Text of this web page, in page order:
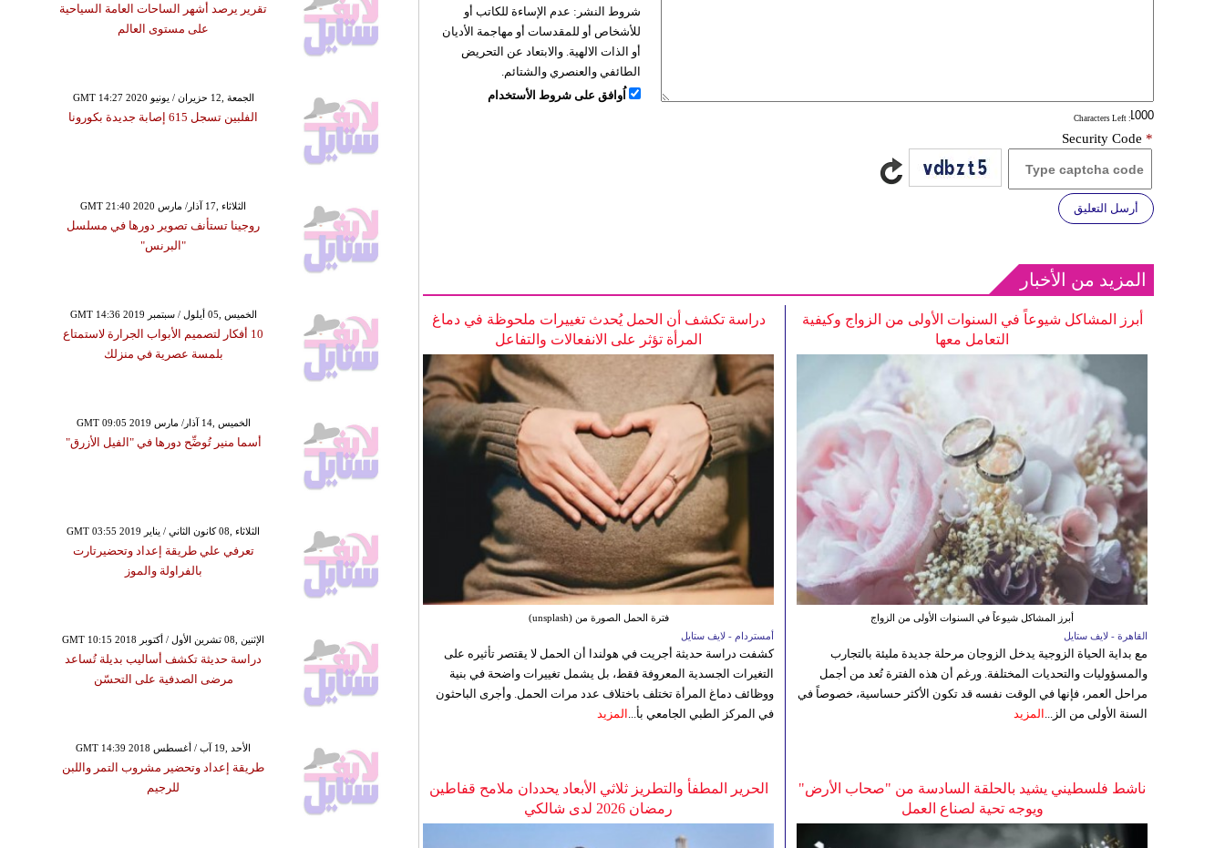
: Characters Left
شروط النشر: عدم الإساءة للكاتب أو
للأشخاص أو للمقدسات أو مهاجمة الأديان
أو الذات الالهية. والابتعاد عن التحريض
الطائفي والعنصري والشتائم.
اُوافق على شروط الأستخدام
Security Code *
أرسل التعليق
المزيد من الأخبار
دراسة تكشف أن الحمل يُحدث تغييرات ملحوظة في دماغ
المرأة تؤثر على الانفعالات والتفاعل
فترة الحمل الصورة من (unsplash)
أمستردام - لايف ستايل
كشفت دراسة حديثة أجريت في هولندا أن الحمل لا يقتصر تأثيره على
التغيرات الجسدية المعروفة فقط، بل يشمل تغييرات واضحة في بنية
ووظائف دماغ المرأة تختلف باختلاف عدد مرات الحمل. وأجرى الباحثون
في المركز الطبي الجامعي بأ... المزيد
أبرز المشاكل شيوعاً في السنوات الأولى من الزواج وكيفية
التعامل معها
أبرز المشاكل شيوعاً في السنوات الأولى من الزواج
القاهرة - لايف ستايل
مع بداية الحياة الزوجية يدخل الزوجان مرحلة جديدة مليئة بالتجارب
والمسؤوليات والتحديات المختلفة. ورغم أن هذه الفترة تُعد من أجمل
مراحل العمر، فإنها في الوقت نفسه قد تكون الأكثر حساسية، خصوصاً في
السنة الأولى من الز... المزيد
الحرير المطفأ والتطريز ثلاثي الأبعاد يحددان ملامح قفاطين
رمضان 2026 لدى شالكي
ناشط فلسطيني يشيد بالحلقة السادسة من "صحاب الأرض"
ويوجه تحية لصناع العمل
تقرير يرصد أشهر الساحات العامة السياحية
على مستوى العالم
GMT 14:27 2020 الجمعة ,12 حزيران / يونيو
الفلبين تسجل 615 إصابة جديدة بكورونا
GMT 21:40 2020 الثلاثاء ,17 آذار/ مارس
روجينا تستأنف تصوير دورها في مسلسل
"البرنس"
GMT 14:36 2019 الخميس ,05 أيلول / سبتمبر
10 أفكار لتصميم الأبواب الجرارة لاستمتاع
بلمسة عصرية في منزلك
GMT 09:05 2019 الخميس ,14 آذار/ مارس
أسما منير تُوضِّح دورها في "الفيل الأزرق"
GMT 03:55 2019 الثلاثاء ,08 كانون الثاني / يناير
تعرفي علي طريقة إعداد وتحضيرتارت
بالفراولة والموز
GMT 10:15 2018 الإثنين ,08 تشرين الأول / أكتوبر
دراسة حديثة تكشف أساليب بديلة تُساعد
مرضى الصدفية على التحسّن
GMT 14:39 2018 الأحد ,19 آب / أغسطس
طريقة إعداد وتحضير مشروب التمر واللبن
للرجيم